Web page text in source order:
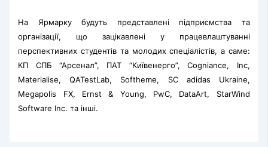
На Ярмарку будуть представлені підприємства та
організації, що зацікавлені у працевлаштуванні
перспективних студентів та молодих спеціалістів, а саме:
КП СПБ “Арсенал”, ПАТ “Київенерго”, Cogniance, Inc,
Materialise, QATestLab, Softheme, SC adidas Ukraine,
Megapolis FX, Ernst & Young, PwC, DataArt, StarWind
Software Inc. та інші.